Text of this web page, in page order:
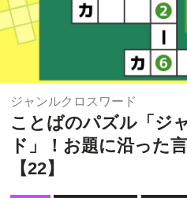
ジャンルクロスワード
ことばのパズル「ジ
ド」！お題に沿った
【22】